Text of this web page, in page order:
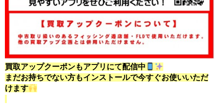
買取アップクーポンもアプリにて配信中
まだお持ちでない方もインストールで今すぐお使いいただ
けます